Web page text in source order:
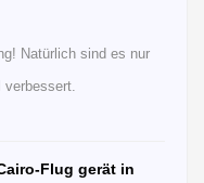
Natürlich sind es nur
verbessert.
Flug gerät in